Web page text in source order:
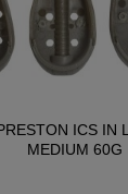
ICS IN
MEDIUM 60G